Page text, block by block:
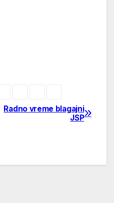
Radno vreme blagajni
JSP